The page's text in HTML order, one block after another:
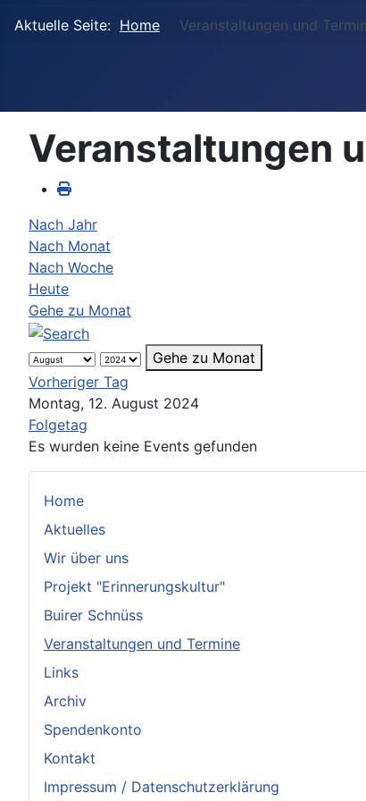
Aktuelle Seite: Home Veranstaltungen und
Home
Aktuelles
Wir über uns
Projekt "Erinnerungskultur"
Buirer Schnüss
Veranstaltungen und Termine
Links
Archiv
Spendenkonto
Kontakt
Impressum / Datenschutzerklärung
Veranstaltungen
Nach Jahr
Nach Monat
Nach Woche
Heute
Gehe zu Monat
Gehe zu Monat
Vorheriger Tag
Montag, 12. August 2024
Folgetag
Es wurden keine Events gefunden